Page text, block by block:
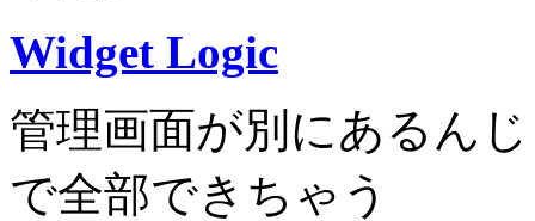
Widget Logic
管理画面が別にあるん
で全部できちゃう